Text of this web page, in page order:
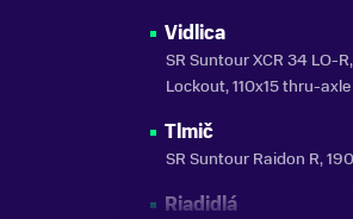
Vidlica
SR Suntour XCR 34 LO-
Lockout, 110x15 thru-axle
Tlmič
SR Suntour Raidon R,
Riadidlá